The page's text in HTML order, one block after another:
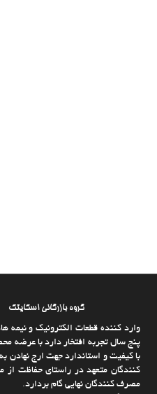
گروه بازرگانی اسکایتک
وارد كننده قطعات الکترونیک و نیمه
پنج سال تجربه افتخار دارد با عرضه
با كیفیت و استاندارد جهت ارج نهادن
كنندگان متعهد در راستای حفاظت از
مصرف كنندگان نهایی گام بردارد.